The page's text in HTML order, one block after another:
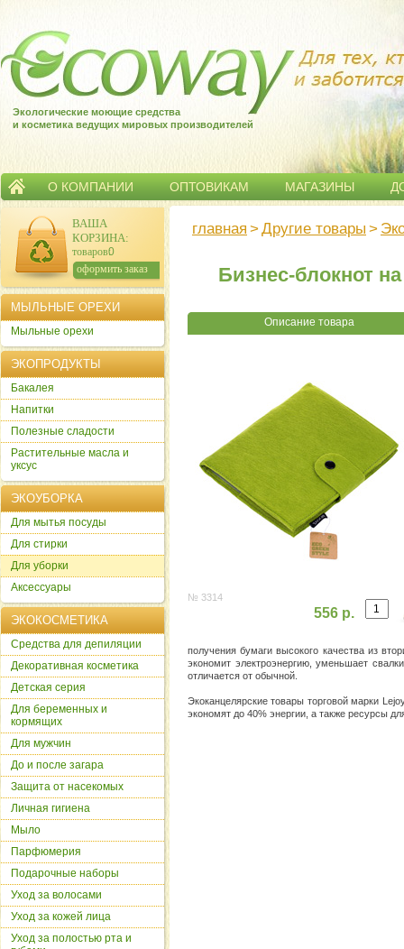
Экологические моющие средства
и косметика ведущих мировых производителей
О КОМПАНИИ ОПТОВИКАМ МАГАЗИНЫ
главная > Другие товары >
Бизнес-блокнот
Описание товара
№ 3314
556 р.
получения бумаги высокого качества из
экономит электроэнергию, уменьшает
отличается от обычной.
Экоканцелярские товары торговой марки
экономят до 40% энергии, а также ресурсы
ВАША
КОРЗИНА:
товаров:0
сумма: 0р.
оформить заказ
МЫЛЬНЫЕ ОРЕХИ
Мыльные орехи
ЭКОПРОДУКТЫ
Бакалея
Напитки
Полезные сладости
Растительные масла и
уксус
ЭКОУБОРКА
Для мытья посуды
Для стирки
Для уборки
Аксессуары
ЭКОКОСМЕТИКА
Cредства для депиляции
Декоративная косметика
Детская серия
Для беременных и
кормящих
Для мужчин
До и после загара
Защита от насекомых
Личная гигиена
Мыло
Парфюмерия
Подарочные наборы
Уход за волосами
Уход за кожей лица
Уход за полостью рта и